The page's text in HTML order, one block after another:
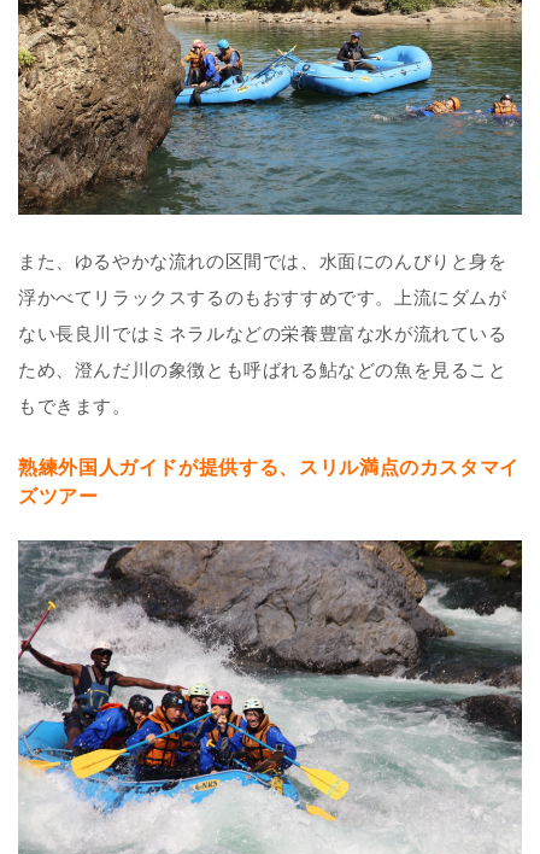
また、ゆるやかな流れの区間では、水面にのんびりと身を
浮かべてリラックスするのもおすすめです。上流にダムが
ない長良川ではミネラルなどの栄養豊富な水が流れている
ため、澄んだ川の象徴とも呼ばれる鮎などの魚を見ること
もできます。
熟練外国人ガイドが提供する、スリル満点のカスタマイ
ズツアー